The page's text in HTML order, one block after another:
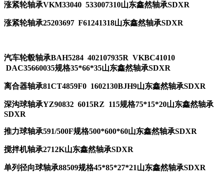
涨紧轮轴承VKM33040 533007310山东鑫然轴承SDXR
涨紧轮轴承25203697 F61241318山东鑫然轴承SDXR
汽车轮毂轴承BAH5284 402107935R VKBC41010
DAC35660035规格35*66*35山东鑫然轴承SDXR
离合器轴承81CT4859F0 1602130BJH9山东鑫然轴承SDXR
深沟球轴承YZ90832 6015RZ 115规格75*15*20山东鑫然轴承
SDXR
推力球轴承591/500F规格500*600*60山东鑫然轴承SDXR
搅拌机轴承2712K山东鑫然轴承SDXR
单列径向球轴承88509规格45*85*27*21山东鑫然轴承SDXR